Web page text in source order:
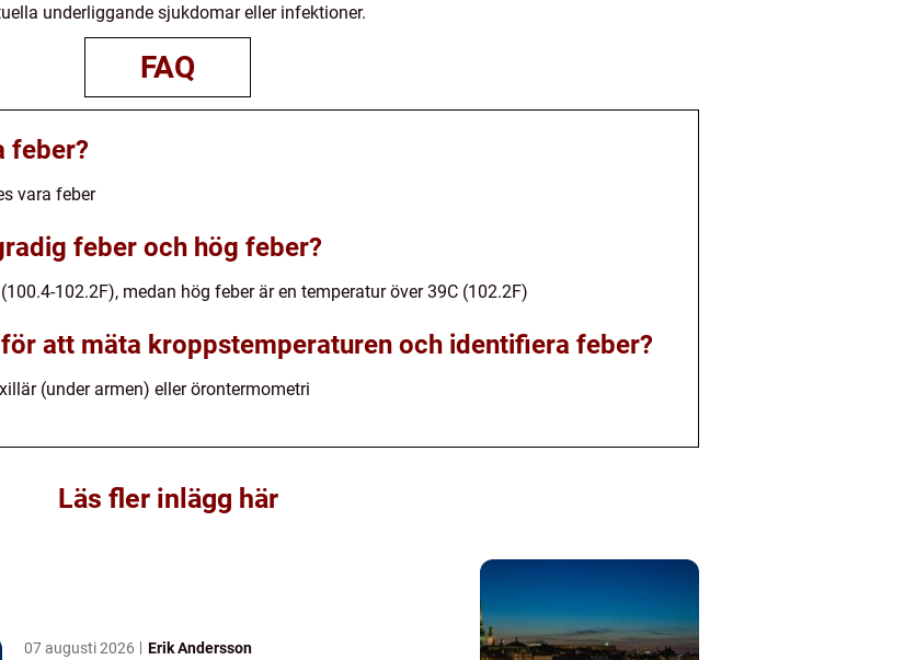
underliggande sjukdomar eller infektioner.
FAQ
feber?
vara feber
feber och hög feber?
102.2F), medan hög feber är en temperatur över 39C (102.2F)
att mäta kroppstemperaturen och identifiera feber?
(under armen) eller örontermometri
Läs fler inlägg här
07 augusti 2026 Erik Andersson